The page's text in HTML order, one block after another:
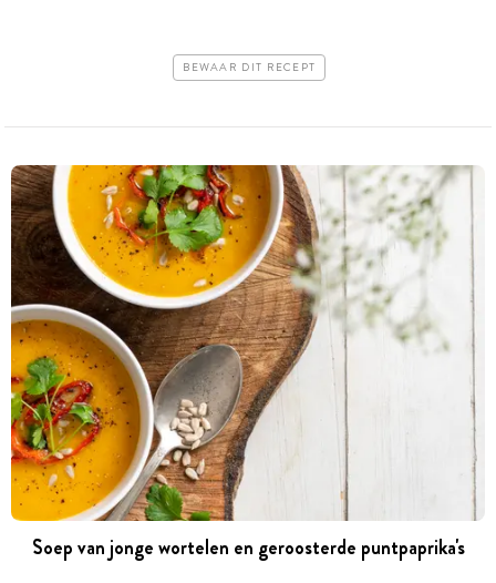
BEWAAR DIT RECEPT
Soep van jonge wortelen en geroosterde puntpaprika's